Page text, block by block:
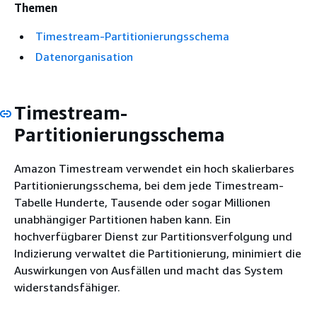
Themen
Timestream-Partitionierungsschema
Datenorganisation
Timestream-
Partitionierungsschema
Amazon Timestream verwendet ein hoch skalierbares
Partitionierungsschema, bei dem jede Timestream-
Tabelle Hunderte, Tausende oder sogar Millionen
unabhängiger Partitionen haben kann. Ein
hochverfügbarer Dienst zur Partitionsverfolgung und
Indizierung verwaltet die Partitionierung, minimiert die
Auswirkungen von Ausfällen und macht das System
widerstandsfähiger.